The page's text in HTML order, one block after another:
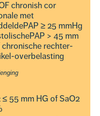
chronish cor
met
≥ 25 mmHg
> 45 mm
chronische rechter-
overbelasting
≤ 55 mm HG of SaO2